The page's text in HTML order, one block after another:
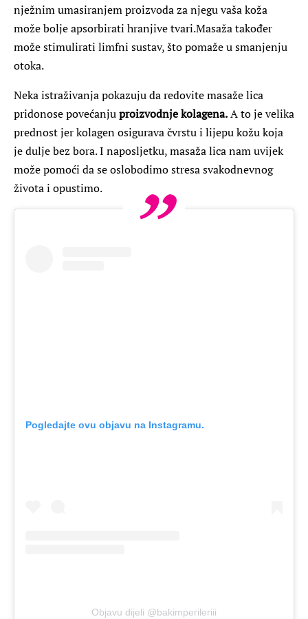
nježnim umasiranjem proizvoda za njegu vaša koža
može bolje apsorbirati hranjive tvari.Masaža također
može stimulirati limfni sustav, što pomaže u smanjenju
otoka.
Neka istraživanja pokazuju da redovite masaže lica
pridonose povećanjuproizvodnje kolagena.A to je velika
prednost jer kolagen osigurava čvrstu i lijepu kožu koja
je dulje bez bora. I naposljetku, masaža lica nam uvijek
može pomoći da se oslobodimo stresa svakodnevnog
života i opustimo.
Pogledajte ovu objavu na Instagramu.
Objavu dijeli @bakimperileriii